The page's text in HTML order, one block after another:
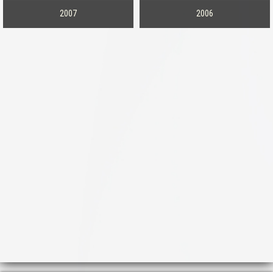
2007 2006